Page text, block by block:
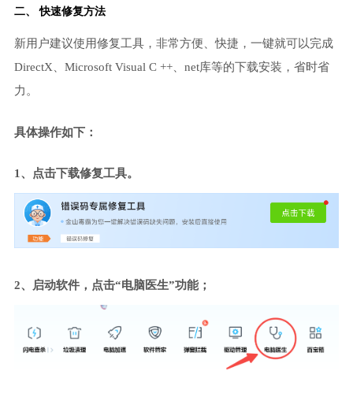
二、 快速修复方法
新用户建议使用修复工具，非常方便、快捷，一键就可以完成
DirectX、Microsoft Visual C ++、net库等的下载安装，省时省
力。
具体操作如下：
1、点击下载修复工具。
2、启动软件，点击“电脑医生”功能；